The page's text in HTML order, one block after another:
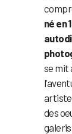
né en
se mit
des